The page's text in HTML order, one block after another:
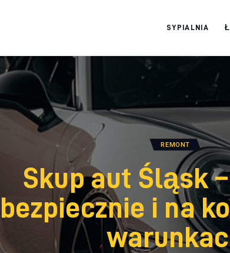
SYPIALNIA
REMONT
Skup aut Śląsk
bezpiecznie i na